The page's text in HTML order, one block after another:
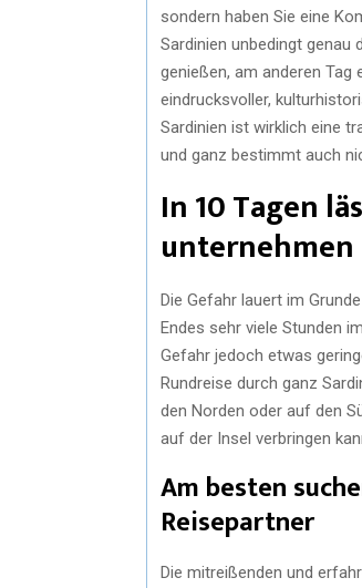
sondern haben Sie eine
Sardinien unbedingt genau
genießen, am anderen Tag
eindrucksvoller,
Sardinien ist wirklich eine
und ganz bestimmt auch
In 10 Tagen
unternehmen
Die Gefahr lauert im
Endes sehr viele Stunden
Gefahr jedoch etwas
Rundreise durch ganz
den Norden oder auf den
auf der Insel verbringen
Am besten
Reisepartner
Die mitreißenden und